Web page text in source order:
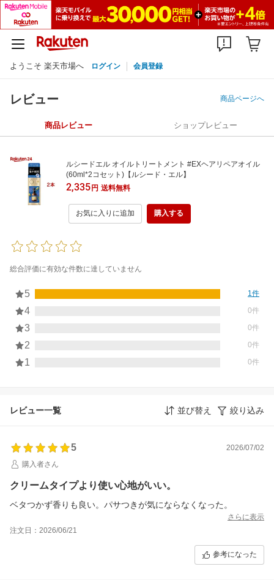
ようこそ 楽天市場へ ログイン 会員登録
レビュー 商品ページへ
商品レビュー ショップレビュー
ルシードエル オイルトリートメント #EXヘアリペアオイル
(60ml*2コセット)【ルシード・エル】
2,335円 送料無料
お気に入りに追加 購入する
総合評価に有効な件数に達していません
5 1件
4 0件
3 0件
2 0件
1 0件
レビュー一覧 並び替え 絞り込み
5
2026/07/02
購入者さん
クリームタイプより使い心地がいい。
ベタつかず香りも良い。パサつきが気にならなくなった。
さらに表示
注文日：2026/06/21
参考になった